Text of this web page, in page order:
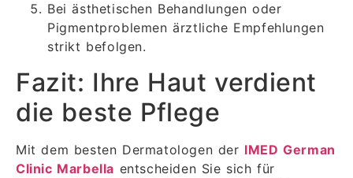
Bei ästhetischen Behandlungen oder
Pigmentproblemen ärztliche Empfehlungen
strikt befolgen.
Fazit: Ihre Haut verdient
die beste Pflege
Mit dem besten Dermatologen der IMED German
Clinic Marbella entscheiden Sie sich für